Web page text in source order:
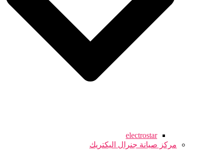
electrostar
مركز صيانة جنرال اليكتريك